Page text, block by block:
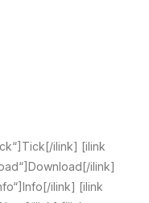
ilink] [ilink
ilink]
ilink] [ilink